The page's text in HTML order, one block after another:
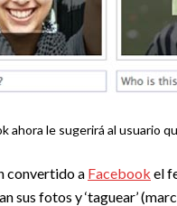
ahora le sugerirá al usuario
convertido a Facebook el
sus fotos y ‘taguear’